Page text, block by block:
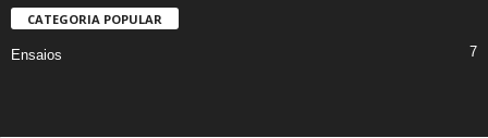
CATEGORIA POPULAR
Ensaios 7